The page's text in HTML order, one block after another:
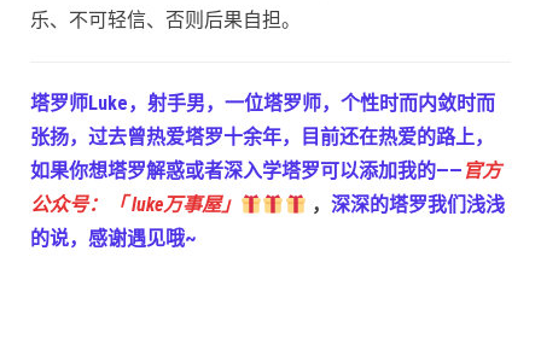
乐、不可轻信、否则后果自担。
塔罗师Luke，射手男，一位塔罗师，个性时而内敛时而
张扬，过去曾热爱塔罗十余年，目前还在热爱的路上，
如果你想塔罗解惑或者深入学塔罗可以添加我的—— 官方
公众号：「 luke万事屋」
， 深深的塔罗我们浅浅
的说，感谢遇见哦~